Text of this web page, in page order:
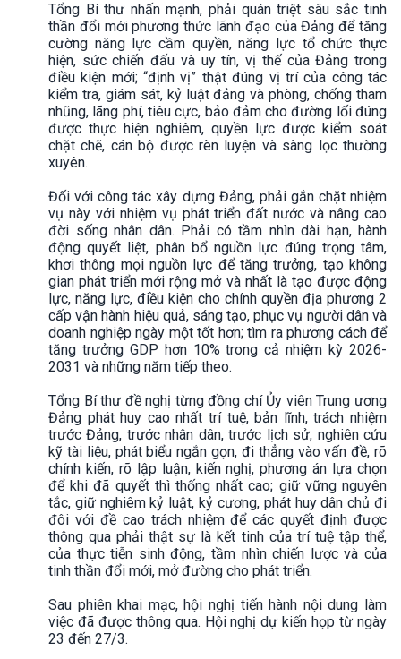
Tổng Bí thư nhấn mạnh, phải quán triệt sâu sắc tinh
thần đổi mới phương thức lãnh đạo của Đảng để tăng
cường năng lực cầm quyền, năng lực tổ chức thực
hiện, sức chiến đấu và uy tín, vị thế của Đảng trong
điều kiện mới; “định vị” thật đúng vị trí của công tác
kiểm tra, giám sát, kỷ luật đảng và phòng, chống tham
nhũng, lãng phí, tiêu cực, bảo đảm cho đường lối đúng
được thực hiện nghiêm, quyền lực được kiểm soát
chặt chẽ, cán bộ được rèn luyện và sàng lọc thường
xuyên.
Đối với công tác xây dựng Đảng, phải gắn chặt nhiệm
vụ này với nhiệm vụ phát triển đất nước và nâng cao
đời sống nhân dân. Phải có tầm nhìn dài hạn, hành
động quyết liệt, phân bổ nguồn lực đúng trọng tâm,
khơi thông mọi nguồn lực để tăng trưởng, tạo không
gian phát triển mới rộng mở và nhất là tạo được động
lực, năng lực, điều kiện cho chính quyền địa phương 2
cấp vận hành hiệu quả, sáng tạo, phục vụ người dân và
doanh nghiệp ngày một tốt hơn; tìm ra phương cách để
tăng trưởng GDP hơn 10% trong cả nhiệm kỳ 2026-
2031 và những năm tiếp theo.
Tổng Bí thư đề nghị từng đồng chí Ủy viên Trung ương
Đảng phát huy cao nhất trí tuệ, bản lĩnh, trách nhiệm
trước Đảng, trước nhân dân, trước lịch sử, nghiên cứu
kỹ tài liệu, phát biểu ngắn gọn, đi thẳng vào vấn đề, rõ
chính kiến, rõ lập luận, kiến nghị, phương án lựa chọn
để khi đã quyết thì thống nhất cao; giữ vững nguyên
tắc, giữ nghiêm kỷ luật, kỷ cương, phát huy dân chủ đi
đôi với đề cao trách nhiệm để các quyết định được
thông qua phải thật sự là kết tinh của trí tuệ tập thể,
của thực tiễn sinh động, tầm nhìn chiến lược và của
tinh thần đổi mới, mở đường cho phát triển.
Sau phiên khai mạc, hội nghị tiến hành nội dung làm
việc đã được thông qua. Hội nghị dự kiến họp từ ngày
23 đến 27/3.